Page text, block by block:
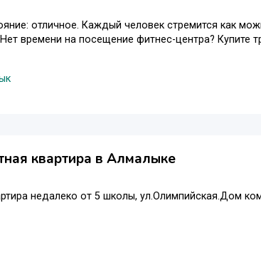
отличное. Каждый человек стремится как
времени на посещение фитнес-центра? Купите
квартира в Алмалыке
недалеко от 5 школы, ул.Олимпийская.Дом